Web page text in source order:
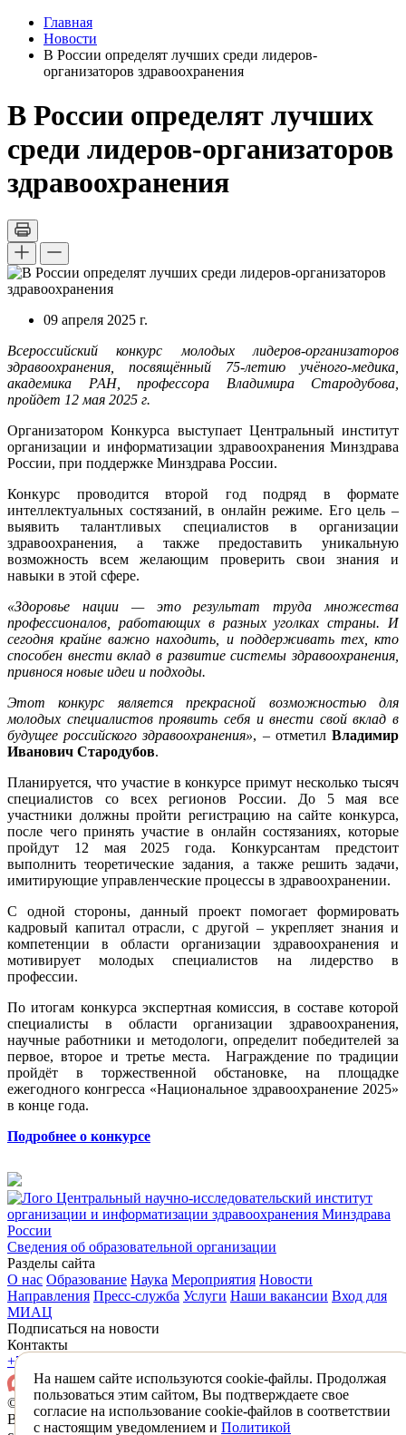
На нашем сайте используются cookie-файлы. Продолжая
пользоваться этим сайтом, Вы подтверждаете свое
согласие на использование cookie-файлов в соответствии
с настоящим уведомлением и Политикой
Главная
Новости
В России определят лучших среди лидеров-
организаторов здравоохранения
В России определят лучших
среди лидеров-организаторов
здравоохранения
09 апреля 2025 г.
Всероссийский конкурс молодых лидеров-организаторов
здравоохранения, посвящённый 75-летию учёного-медика,
академика РАН, профессора Владимира Стародубова,
пройдет 12 мая 2025 г.
Организатором Конкурса выступает Центральный институт
организации и информатизации здравоохранения Минздрава
России, при поддержке Минздрава России.
Конкурс проводится второй год подряд в формате
интеллектуальных состязаний, в онлайн режиме. Его цель –
выявить талантливых специалистов в организации
здравоохранения, а также предоставить уникальную
возможность всем желающим проверить свои знания и
навыки в этой сфере.
«Здоровье нации — это результат труда множества
профессионалов, работающих в разных уголках страны. И
сегодня крайне важно находить, и поддерживать тех, кто
способен внести вклад в развитие системы здравоохранения,
привнося новые идеи и подходы.
Этот конкурс является прекрасной возможностью для
молодых специалистов проявить себя и внести свой вклад в
будущее российского здравоохранения», – отметилВладимир
Иванович Стародубов.
Планируется, что участие в конкурсе примут несколько тысяч
специалистов со всех регионов России. До 5 мая все
участники должны пройти регистрацию на сайте конкурса,
после чего принять участие в онлайн состязаниях, которые
пройдут 12 мая 2025 года. Конкурсантам предстоит
выполнить теоретические задания, а также решить задачи,
имитирующие управленческие процессы в здравоохранении.
С одной стороны, данный проект помогает формировать
кадровый капитал отрасли, с другой – укрепляет знания и
компетенции в области организации здравоохранения и
мотивирует молодых специалистов на лидерство в
профессии.
По итогам конкурса экспертная комиссия, в составе которой
специалисты в области организации здравоохранения,
научные работники и методологи, определит победителей за
первое, второе и третье места. Награждение по традиции
пройдёт в торжественной обстановке, на площадке
ежегодного конгресса «Национальное здравоохранение 2025»
в конце года.
Подробнее о конкурсе
Центральный научно-исследовательский институт
организации и информатизации здравоохранения Минздрава
России
Сведения об образовательной организации
Разделы сайта
О нас Образование Наука Мероприятия Новости
Направления Пресс-служба Услуги Наши вакансии Вход для
МИАЦ
Подписаться на новости
Контакты
+7 (495) 618-31-83
© 2026 ФГБУ «ЦНИИОИЗ» Минздрава России
Все материалы, находящиеся на сайте охраняются в